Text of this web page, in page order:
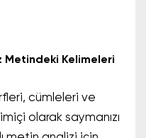
Metindeki Kelimeleri
cümleleri ve
olarak saymanızı